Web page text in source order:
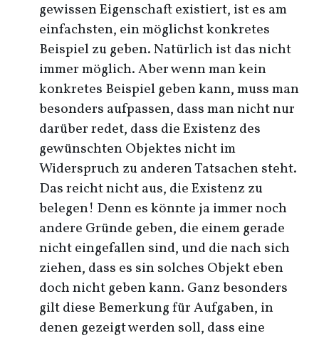
gewissen Eigenschaft existiert, ist es am
einfachsten, ein möglichst konkretes
Beispiel zu geben. Natürlich ist das nicht
immer möglich. Aber wenn man kein
konkretes Beispiel geben kann, muss man
besonders aufpassen, dass man nicht nur
darüber redet, dass die Existenz des
gewünschten Objektes nicht im
Widerspruch zu anderen Tatsachen steht.
Das reicht nicht aus, die Existenz zu
belegen! Denn es könnte ja immer noch
andere Gründe geben, die einem gerade
nicht eingefallen sind, und die nach sich
ziehen, dass es sin solches Objekt eben
doch nicht geben kann. Ganz besonders
gilt diese Bemerkung für Aufgaben, in
denen gezeigt werden soll, dass eine